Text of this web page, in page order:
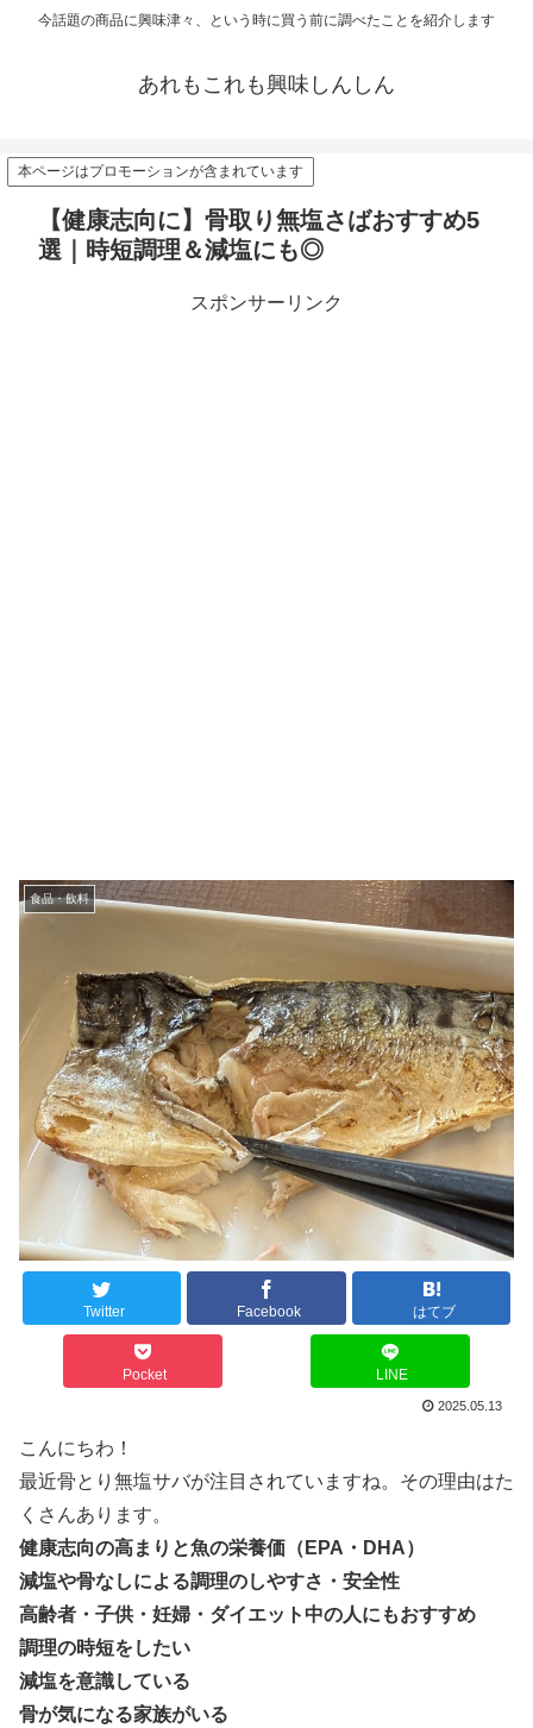
今話題の商品に興味津々、という時に買う前に調べたことを紹介します
あれもこれも興味しんしん
本ページはプロモーションが含まれています
【健康志向に】骨取り無塩さばおすすめ5
選｜時短調理＆減塩にも◎
スポンサーリンク
食品・飲料
Twitter Facebook はてブ
Pocket LINE
2025.05.13
こんにちわ！
最近骨とり無塩サバが注目されていますね。その理由はた
くさんあります。
健康志向の高まりと魚の栄養価（EPA・DHA）
減塩や骨なしによる調理のしやすさ・安全性
高齢者・子供・妊婦・ダイエット中の人にもおすすめ
調理の時短をしたい
減塩を意識している
骨が気になる家族がいる